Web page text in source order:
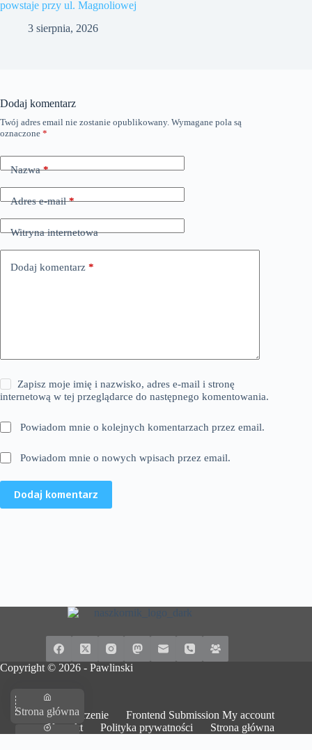
powstaje przy ul. Magnoliowej
3 sierpnia, 2026
Dodaj komentarz
Twój adres email nie zostanie opublikowany. Wymagane pola są
oznaczone *
Nazwa*
Adres e-mail*
Witryna internetowa
Dodaj komentarz *
Zapisz moje imię i nazwisko, adres e-mail i stronę
internetową w tej przeglądarce do następnego komentowania.
Powiadom mnie o kolejnych komentarzach przez email.
Powiadom mnie o nowych wpisach przez email.
Dodaj komentarz
Copyright © 2026 - Pawlinski
Dodaj wydarzenie
Frontend Submission My account
Kontakt
Polityka prywatności Strona główna
Strona główna